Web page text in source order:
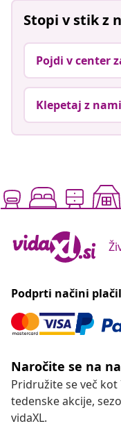
Stopi v stik z
Pojdi v center
Klepetaj z nami
Podprti načini
Naročite se na
Pridružite se več
tedenske akcije,
vidaXL.